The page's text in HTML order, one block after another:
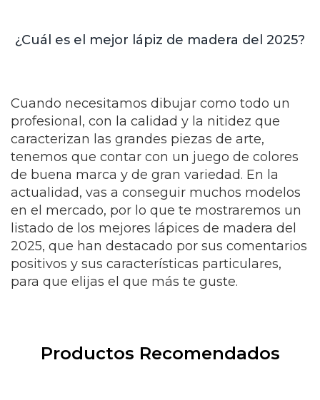
¿Cuál es el mejor lápiz de madera del 2025?
Cuando necesitamos dibujar como todo un
profesional, con la calidad y la nitidez que
caracterizan las grandes piezas de arte,
tenemos que contar con un juego de colores
de buena marca y de gran variedad. En la
actualidad, vas a conseguir muchos modelos
en el mercado, por lo que te mostraremos un
listado de los mejores lápices de madera del
2025, que han destacado por sus comentarios
positivos y sus características particulares,
para que elijas el que más te guste.
Productos Recomendados